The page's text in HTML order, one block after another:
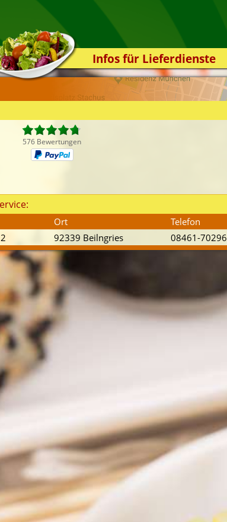
Infos für Lieferdienste
Kassensystem
Zuverlässigkeit
Kontakt
576 Bewertungen
Ort
Telefon
92339 Beilngries 08461-70296